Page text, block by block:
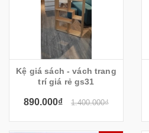
Kệ giá sách - vách trang
trí giá rẻ gs31
890.000₫ 1.400.000₫